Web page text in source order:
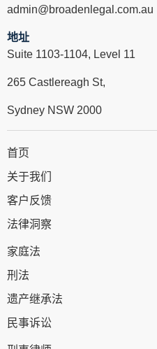
admin@broadenlegal.com.au
地址
Suite 1103-1104, Level 11
265 Castlereagh St,
Sydney NSW 2000
首页
关于我们
客户反馈
法律洞察
家庭法
刑法
遗产继承法
民事诉讼